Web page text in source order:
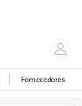
Fornecedores